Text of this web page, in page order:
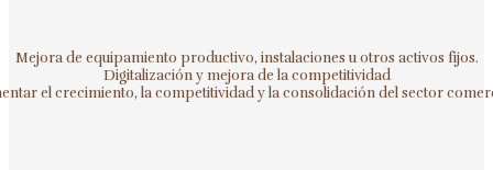
Mejora de equipamiento productivo, instalaciones u otros activos fijos.
Digitalización y mejora de la competitividad
el crecimiento, la competitividad y la consolidación del sector